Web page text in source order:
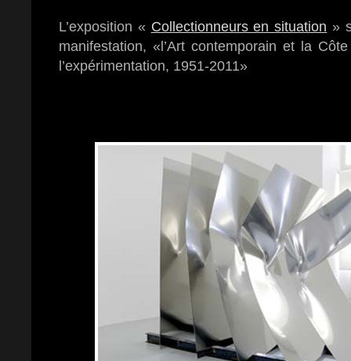
L’exposition « Collectionneurs en situation »
manifestation, «l’Art contemporain et la
l’expérimentation, 1951-2011»